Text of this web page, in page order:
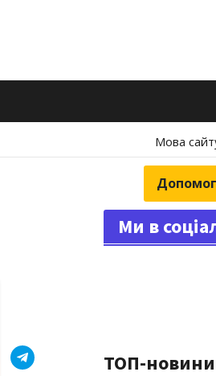
Мова
Ми в
ТОП-новини